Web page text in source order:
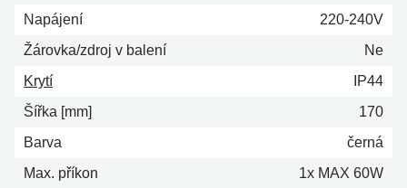
Napájení
220-240V
Žárovka/zdroj v balení
Ne
Krytí
IP44
Šířka [mm]
170
Barva
černá
Max. příkon
1x MAX 60W